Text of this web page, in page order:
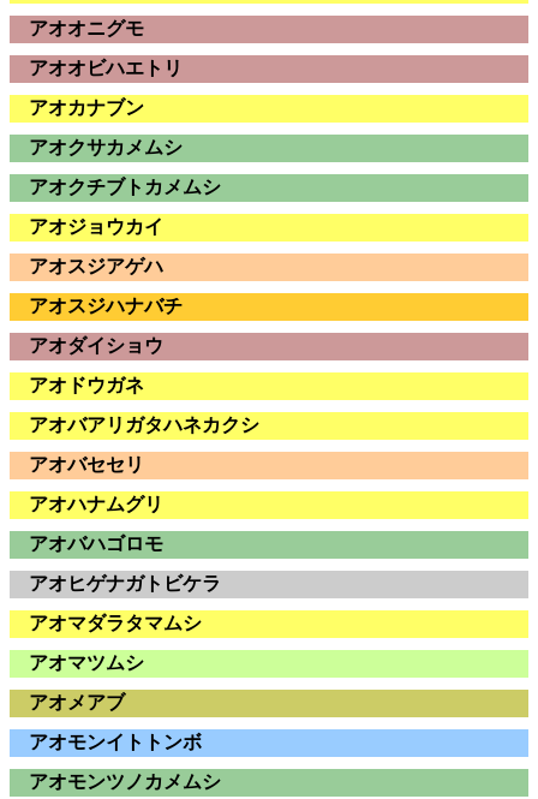
アオオニグモ
アオオビハエトリ
アオカナブン
アオクサカメムシ
アオクチブトカメムシ
アオジョウカイ
アオスジアゲハ
アオスジハナバチ
アオダイショウ
アオドウガネ
アオバアリガタハネカクシ
アオバセセリ
アオハナムグリ
アオバハゴロモ
アオヒゲナガトビケラ
アオマダラタマムシ
アオマツムシ
アオメアブ
アオモンイトトンボ
アオモンツノカメムシ